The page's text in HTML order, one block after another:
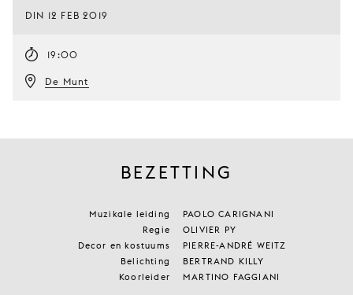
DIN 12 FEB 2019
19:00
De Munt
BEZETTING
Muzikale leiding
PAOLO CARIGNANI
Regie
OLIVIER PY
Decor en kostuums
PIERRE-ANDRÉ WEITZ
Belichting
BERTRAND KILLY
Koorleider
MARTINO FAGGIANI